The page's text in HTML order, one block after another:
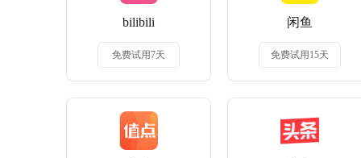
bilibili
免费试用7天
闲鱼
免费试用15天